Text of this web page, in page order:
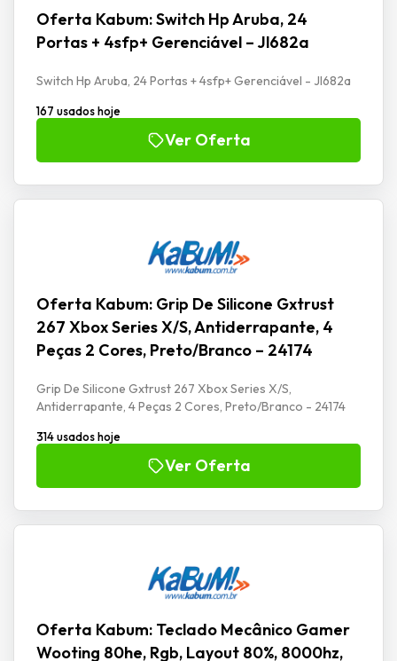
Oferta Kabum: Switch Hp Aruba, 24
Portas + 4sfp+ Gerenciável – Jl682a
Switch Hp Aruba, 24 Portas + 4sfp+ Gerenciável - Jl682a
167 usados hoje
Ver Oferta
Oferta Kabum: Grip De Silicone Gxtrust
267 Xbox Series X/S, Antiderrapante, 4
Peças 2 Cores, Preto/Branco – 24174
Grip De Silicone Gxtrust 267 Xbox Series X/S,
Antiderrapante, 4 Peças 2 Cores, Preto/Branco - 24174
314 usados hoje
Ver Oferta
Oferta Kabum: Teclado Mecânico Gamer
Wooting 80he, Rgb, Layout 80%, 8000hz,